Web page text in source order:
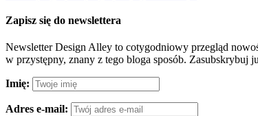
Zapisz się do newslettera
Newsletter Design Alley to cotygodniowy przegląd
w przystępny, znany z tego bloga sposób.
Imię:
Adres e-mail: